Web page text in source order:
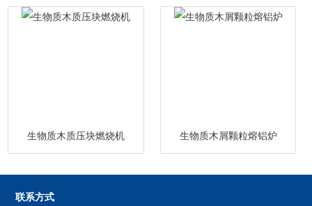
生物质木质压块燃烧机 生物质木屑颗粒熔铝炉
联系方式